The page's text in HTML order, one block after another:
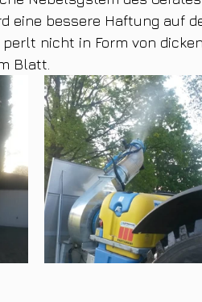
eine bessere Haftung auf
nicht in Form von
Blatt.